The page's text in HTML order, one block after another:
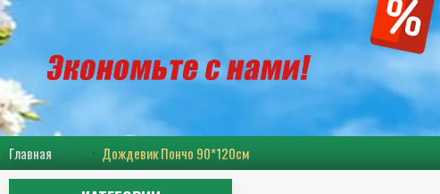
Главная Дождевик Пончо 90*120см